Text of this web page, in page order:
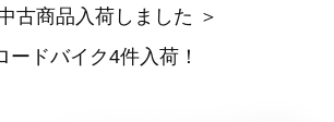
古商品入荷しました ＞
ードバイク4件入荷！